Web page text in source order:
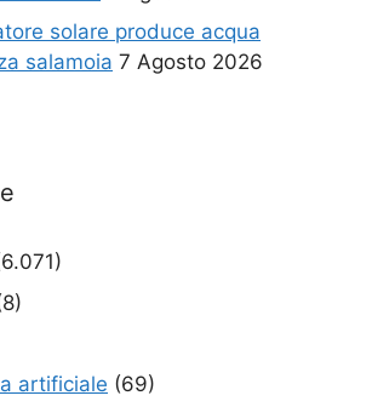
solare produce acqua
salamoia 7 Agosto 2026
artificiale (69)